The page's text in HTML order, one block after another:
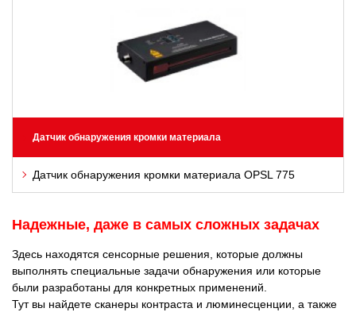
Датчик обнаружения кромки материала
Датчик обнаружения кромки материала OPSL 775
Надежные, даже в самых сложных задачах
Здесь находятся сенсорные решения, которые должны
выполнять специальные задачи обнаружения или которые
были разработаны для конкретных применений.
Тут вы найдете сканеры контраста и люминесценции, а также